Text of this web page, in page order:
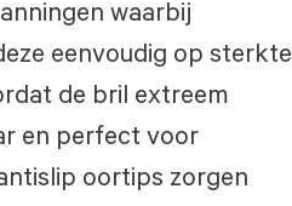
waarbij
eenvoudig op sterkte
de bril extreem
en perfect voor
oortips zorgen